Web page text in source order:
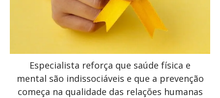
Especialista reforça que saúde física e
mental são indissociáveis e que a prevenção
começa na qualidade das relações humanas